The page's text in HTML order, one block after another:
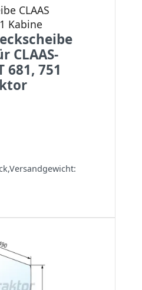
CLAAS
Kabine
CLAAS-
681, 751
,Versandgewicht: